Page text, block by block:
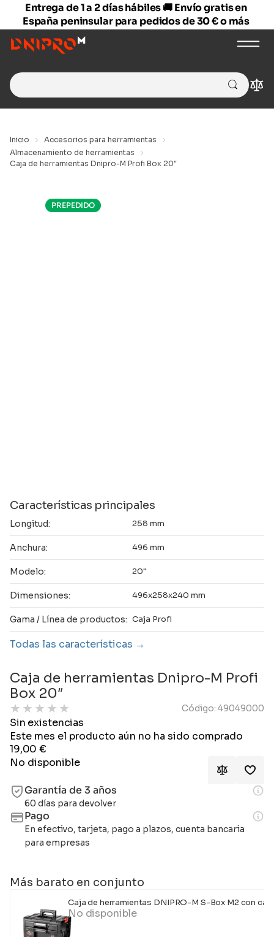
Entrega de 1 a 2 días hábiles 🚚 Envío gratis en
España peninsular para pedidos de 30 € o más
Search
for:
Inicio
Accesorios para herramientas
Almacenamiento de herramientas
Caja de herramientas Dnipro-M Profi Box 20″
PREPEDIDO
Características principales
Longitud: 258 mm
Anchura: 496 mm
Modelo: 20"
Dimensiones: 496x258x240 mm
Gama / Línea de productos: Caja Profi
Todas las características
Caja de herramientas Dnipro-M Profi
Box 20″
★ ★ ★ ★ ★ Código: 49049000
Sin existencias
Este mes el producto aún no ha sido comprado
19,00€
No disponible
Garantía de 3 años
60 días para devolver
Pago
En efectivo, tarjeta, pago a plazos, cuenta bancaria
para empresas
Más barato en conjunto
Caja de herramientas DNIPRO-M S-Box M2 con
No disponible